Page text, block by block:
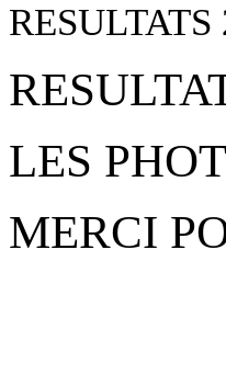
LES
MERCI